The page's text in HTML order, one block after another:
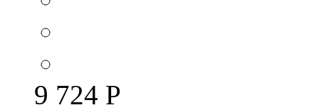
9 724 Р